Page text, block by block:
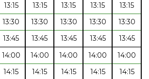
13:15 13:15 13:15 13:15
13:15
13:30 13:30 13:30 13:30
13:30
13:45 13:45 13:45 13:45
13:45
14:00 14:00 14:00 14:00
14:00
14:15 14:15 14:15 14:15
14:15